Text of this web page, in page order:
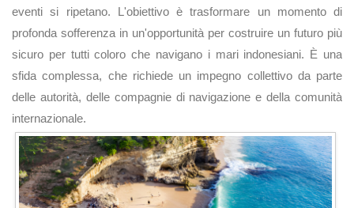
eventi si ripetano. L'obiettivo è trasformare un momento di
profonda sofferenza in un'opportunità per costruire un futuro più
sicuro per tutti coloro che navigano i mari indonesiani. È una
sfida complessa, che richiede un impegno collettivo da parte
delle autorità, delle compagnie di navigazione e della comunità
internazionale.